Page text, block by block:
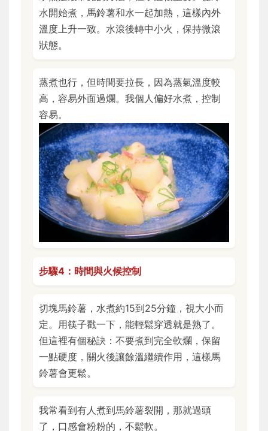
水開始煮，馬鈴薯和水一起加熱，這樣內外
溫度上升一致。水滾後轉中小火，保持微滾
狀態。
蒸煮也行，但時間要拉長，因為蒸氣溫度較
高，容易外面過爛。我個人偏好水煮，控制
容易。
步驟4：時間與火候控制
切塊馬鈴薯，水煮約15到25分鐘，視大小而
定。用筷子戳一下，能輕鬆穿透就是熟了。
但這裡有個秘訣：不要煮到完全軟爛，保留
一點硬度，關火後讓餘溫繼續作用，這樣馬
鈴薯會更鬆。
我常看到有人煮到馬鈴薯裂開，那就過頭
了，口感會粉粉的，不鬆軟。